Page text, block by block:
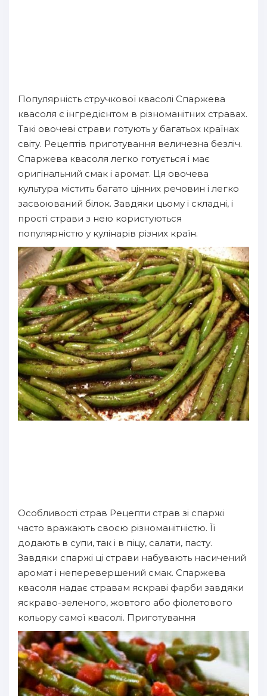
Популярність стручкової квасолі Спаржева
квасоля є інгредієнтом в різноманітних стравах.
Такі овочеві страви готують у багатьох країнах
світу. Рецептів приготування величезна безліч.
Спаржева квасоля легко готується і має
оригінальний смак і аромат. Ця овочева
культура містить багато цінних речовин і легко
засвоюваний білок. Завдяки цьому і складні, і
прості страви з нею користуються
популярністю у кулінарів різних країн.
Особливості страв Рецепти страв зі спаржі
часто вражають своєю різноманітністю. Її
додають в супи, так і в піцу, салати, пасту.
Завдяки спаржі ці страви набувають насичений
аромат і неперевершений смак. Спаржева
квасоля надає стравам яскраві фарби завдяки
яскраво-зеленого, жовтого або фіолетового
кольору самої квасолі. Приготування